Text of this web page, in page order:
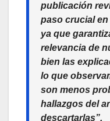
publicación
paso crucial
ya que
relevancia de
bien las
lo que
son menos
hallazgos del
descartarlas”.